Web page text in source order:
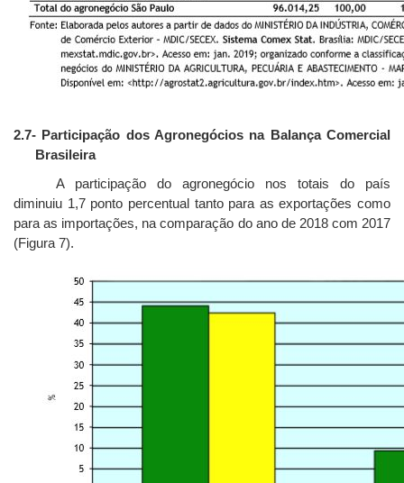
2.7- Participação dos Agronegócios na Balança Comercial
Brasileira
A participação do agronegócio nos totais do país
diminuiu 1,7 ponto percentual tanto para as exportações como
para as importações, na comparação do ano de 2018 com 2017
(Figura 7).